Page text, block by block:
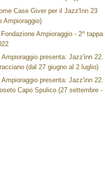
Case Giver per il Jazz'Inn 23
Ampioraggio)
Ampioraggio - 2^ tappa
Ampioraggio presenta: Jazz'inn 22.
(dal 27 giugno al 2 luglio)
Ampioraggio presenta: Jazz'inn 22.
Capo Spulico (27 settembre -